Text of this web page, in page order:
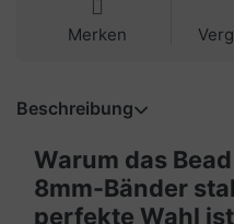
Merken
Beschreibung
Warum das
8mm-Bänder
perfekte Wahl ist